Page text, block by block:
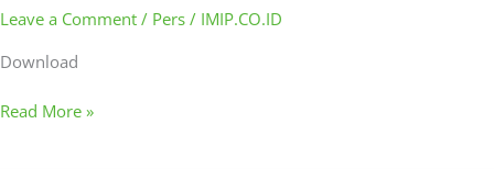
Leave a Comment / Pers / IMIP.CO.ID
Download
Read More »